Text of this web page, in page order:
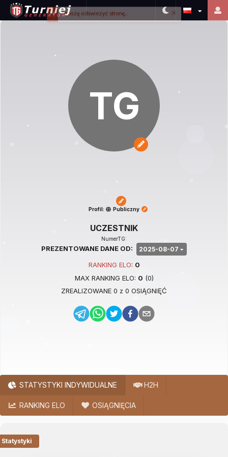
TG
Profil: Publiczny
UCZESTNIK
NumerTG:
PREZENTOWANE DANE OD: 2025-08-07
RANKING ELO: 0
MAX RANKING ELO: 0 (0)
ZREALIZOWANE 0 z 0 OSIĄGNIĘĆ
STATYSTYKI INDYWIDUALNE H2H
RANKING ELO OSIĄGNIĘCIA
Statystyki
Proszę odświeżyć stronę... Close